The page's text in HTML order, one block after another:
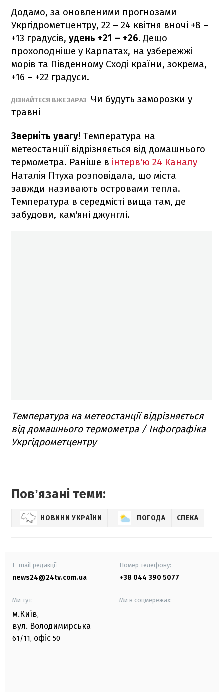
Додамо, за оновленими прогнозами
Укргідрометцентру, 22 – 24 квітня вночі +8 –
+13 градусів, удень +21 – +26. Дещо
прохолодніше у Карпатах, на узбережжі
морів та Південному Сході країни, зокрема,
+16 – +22 градуси.
ДІЗНАЙТЕСЯ ВЖЕ ЗАРАЗ
Чи будуть заморозки у
травні
Зверніть увагу! Температура на
метеостанції відрізняється від домашнього
термометра. Раніше в інтерв'ю 24 Каналу
Наталія Птуха розповідала, що міста
завжди називають островами тепла.
Температура в середмісті вища там, де
забудови, кам'яні джунглі.
Температура на метеостанції відрізняється
від домашнього термометра / Інфографіка
Укргідрометцентру
Повʼязані теми:
НОВИНИ УКРАЇНИ ПОГОДА СПЕКА
E-mail редакції
news24@24tv.com.ua
Номер телефону:
+38 044 390 5077
Ми тут:
м.Київ,
вул. Володимирська
61/11, офіс 50
Ми в соцмережах: